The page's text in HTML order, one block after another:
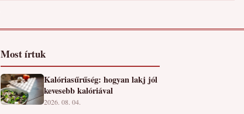
Most írtuk
Kalóriasűrűség: hogyan lakj jól
kevesebb kalóriával
2026. 08. 04.